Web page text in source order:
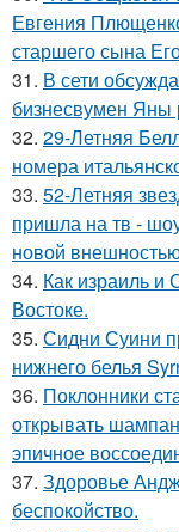
Евгения
старшего сына
31. В сети
бизнесвумен Яны
32. 29-Летняя
номера
33. 52-Летняя
пришла на тв -
новой
34. Как израиль
Востоке.
35. Сидни Суини
нижнего белья
36. Поклонники
открывать
эпичное
37. Здоровье
беспокойство.